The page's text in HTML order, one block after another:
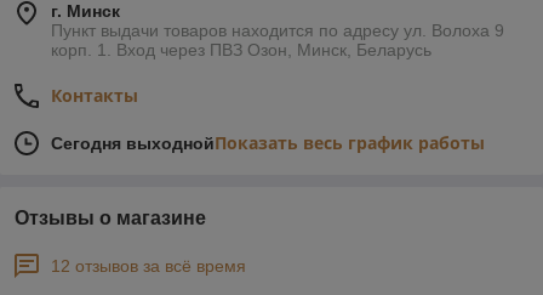
г. Минск
Пункт выдачи товаров находится по адресу ул. Волоха 9
корп. 1. Вход через ПВЗ Озон, Минск, Беларусь
Контакты
Сегодня выходнойПоказать весь график работы
Отзывы о магазине
12 отзывов за всё время